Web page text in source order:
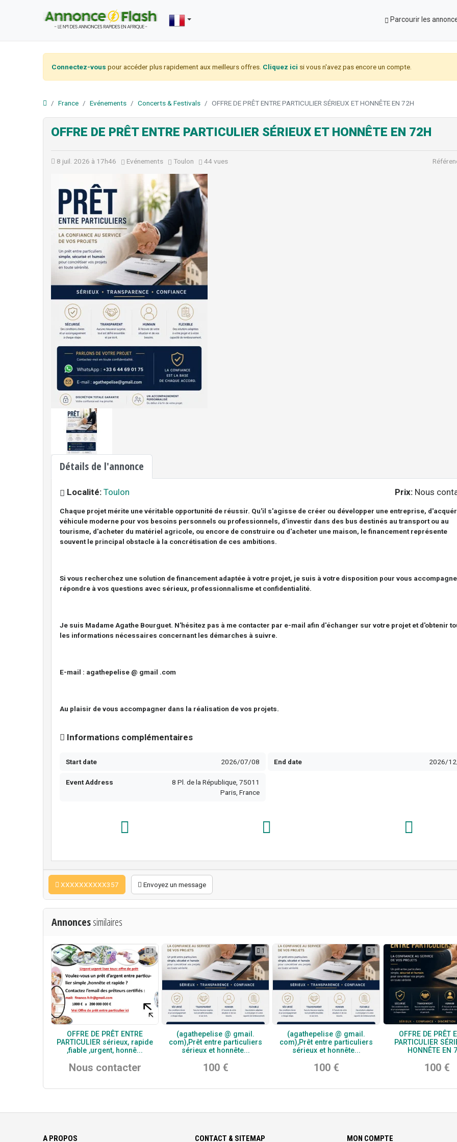
Parcourir les
Connectez-vous pour accéder plus rapidement aux meilleurs offres. Cliquez ici si vous n'avez pas encore un compte.
France Evénements Concerts & Festivals OFFRE DE PRÊT ENTRE PARTICULIER SÉRIEUX ET HONNÊTE EN 72H
OFFRE DE PRÊT ENTRE PARTICULIER SÉRIEUX ET HONNÊTE EN 72H
8 juil. 2026 à 17h46 Evénements Toulon 44 vues
Détails de l'annonce
Localité: Toulon Prix: Nous
Chaque projet mérite une véritable opportunité de réussir. Qu'il s'agisse de créer ou développer une entreprise,
véhicule moderne pour vos besoins personnels ou professionnels, d'investir dans des bus destinés au transport ou au
tourisme, d'acheter du matériel agricole, ou encore de construire ou d'acheter une maison, le financement représente
souvent le principal obstacle à la concrétisation de ces ambitions.
Si vous recherchez une solution de financement adaptée à votre projet, je suis à votre disposition pour vous
répondre à vos questions avec sérieux, professionnalisme et confidentialité.
Je suis Madame Agathe Bourguet. N'hésitez pas à me contacter par e-mail afin d'échanger sur votre projet et d'obtenir
les informations nécessaires concernant les démarches à suivre.
E-mail : agathepelise @ gmail .com
Au plaisir de vous accompagner dans la réalisation de vos projets.
Informations complémentaires
Start date 2026/07/08 End date 2026/
Event Address
8 Pl. de la République, 75011
Paris, France
XXXXXXXXXX357 Envoyez un message
Annoncessimilaires
1
OFFRE DE PRÊT ENTRE
PARTICULIER sérieux, rapide
,fiable ,urgent, honnê...
Nous contacter
1
(agathepelise @ gmail.
com),Prêt entre particuliers
sérieux et honnête...
100 €
1
(agathepelise @ gmail.
com),Prêt entre particuliers
sérieux et honnête...
100 €
OFFRE DE PRÊT
PARTICULIER
HONNÊTE EN
100 €
A PROPOS CONTACT & SITEMAP MON COMPTE